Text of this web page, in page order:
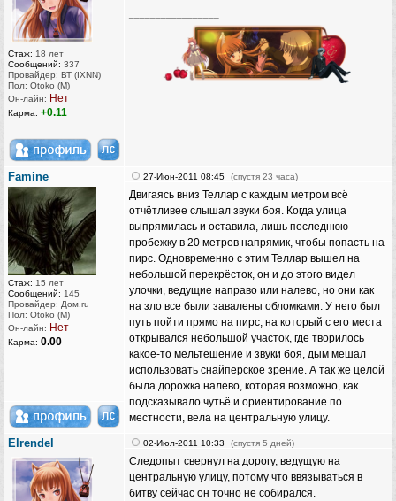
Стаж: 18 лет
Сообщений: 337
Провайдер: ВТ (IXNN)
Пол: Otoko (M)
Он-лайн: Нет
Карма: +0.11
Famine
Стаж: 15 лет
Сообщений: 145
Провайдер: Дом.ru
Пол: Otoko (M)
Он-лайн: Нет
Карма: 0.00
27-Июн-2011 08:45 (спустя 23 часа)
Двигаясь вниз Теллар с каждым метром всё
отчётливее слышал звуки боя. Когда улица
выпрямилась и оставила, лишь последнюю
пробежку в 20 метров напрямик, чтобы попасть на
пирс. Одновременно с этим Теллар вышел на
небольшой перекрёсток, он и до этого видел
улочки, ведущие направо или налево, но они как
на зло все были завалены обломками. У него был
путь пойти прямо на пирс, на который с его места
открывался небольшой участок, где творилось
какое-то мельтешение и звуки боя, дым мешал
использовать снайперское зрение. А так же целой
была дорожка налево, которая возможно, как
подсказывало чутьё и ориентирование по
местности, вела на центральную улицу.
Elrendel 02-Июл-2011 10:33 (спустя 5 дней)
Следопыт свернул на дорогу, ведущую на
центральную улицу, потому что ввязываться в
битву сейчас он точно не собирался.